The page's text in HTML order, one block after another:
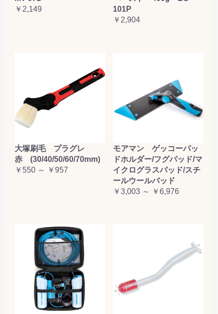
￥2,149
101P
￥2,904
大塚刷毛 プラグレ
赤 (30/40/50/60/70mm)
￥550 ～ ￥957
モアマン ゲッコーパッ
ドホルダー/フグパッド/マ
イクログラスパッド/スチ
ールウールバッド
￥3,003 ～ ￥6,976